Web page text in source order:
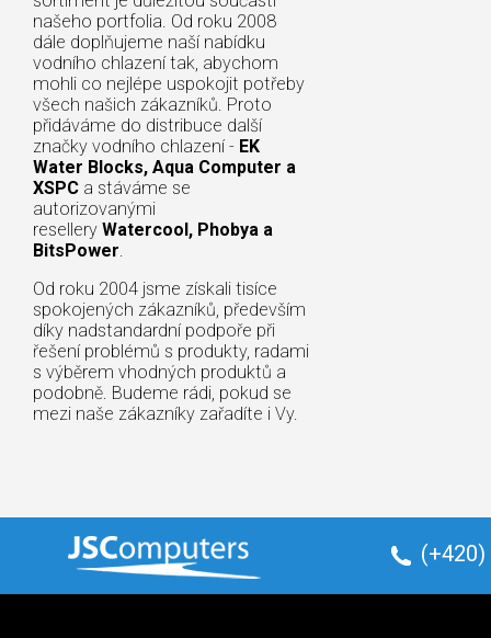
našeho portfolia. Od roku 2008
dále doplňujeme naší nabídku
vodního chlazení tak, abychom
mohli co nejlépe uspokojit potřeby
všech našich zákazníků. Proto
přidáváme do distribuce další
značky vodního chlazení - EK
Water Blocks, Aqua Computer a
XSPC a stáváme se
autorizovanými
resellery Watercool, Phobya a
BitsPower.
Od roku 2004 jsme získali tisíce
spokojených zákazníků, především
díky nadstandardní podpoře při
řešení problémů s produkty, radami
s výběrem vhodných produktů a
podobně. Budeme rádi, pokud se
mezi naše zákazníky zařadíte i Vy.
(+420)